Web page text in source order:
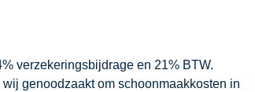
verzekeringsbijdrage en 21% BTW.
genoodzaakt om schoonmaakkosten in